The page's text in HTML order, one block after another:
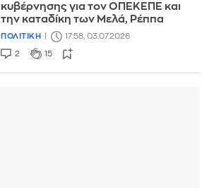
κυβέρνησης για τον ΟΠΕΚΕΠΕ και
την καταδίκη των Μελά, Ρέππα
ΠΟΛΙΤΙΚΗ 17:58, 03.07.2026
2 15